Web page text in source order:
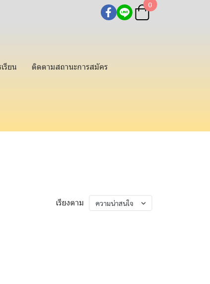
0
รียน ติดตามสถานะการสมัคร
เรียงตาม ความน่าสนใจ